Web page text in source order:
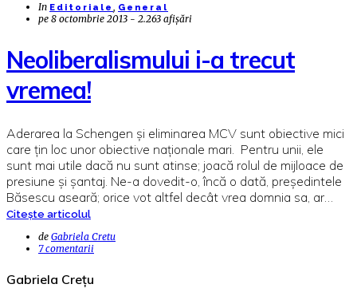
In Editoriale , General
pe 8 octombrie 2013 - 2.263 afișări
Neoliberalismului i-a trecut
vremea!
Aderarea la Schengen și eliminarea MCV sunt obiective mici
care țin loc unor obiective naționale mari. Pentru unii, ele
sunt mai utile dacă nu sunt atinse; joacă rolul de mijloace de
presiune și șantaj. Ne-a dovedit-o, încă o dată, președintele
Băsescu aseară; orice vot altfel decât vrea domnia sa, ar…
Citește articolul
de Gabriela Cretu
7 comentarii
Gabriela Crețu